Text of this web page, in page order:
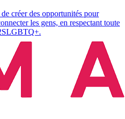
créer des opportunités pour
les gens, en respectant toute